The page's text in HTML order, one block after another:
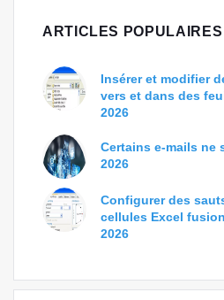
ARTICLES POPULAIRES
Insérer et modifier
vers et dans des
2026
Certains e-mails ne
2026
Configurer des
cellules Excel
2026